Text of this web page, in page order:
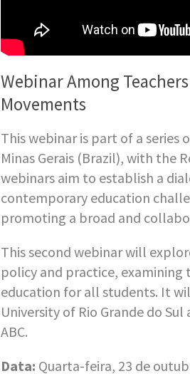
Webinar Among
Movements
This webinar is part of a
Minas Gerais (Brazil), with the
webinars aim to establish a
contemporary education
promoting a broad and
This second webinar will
policy and practice,
education for all students. It
University of Rio Grande do
ABC.
Data: Quarta-feira, 23 de